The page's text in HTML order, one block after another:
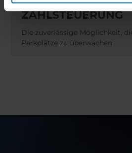
ZÄHLSTEUERUNG
Die zuverlässige Möglichkeit,
Parkplätze zu überwachen